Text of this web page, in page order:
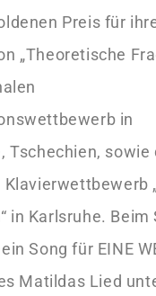
Preis für
„Theoretische
in
Tschechien, sowie
Klavierwettbewerb
in Karlsruhe. Beim
Song für EINE
Matildas Lied